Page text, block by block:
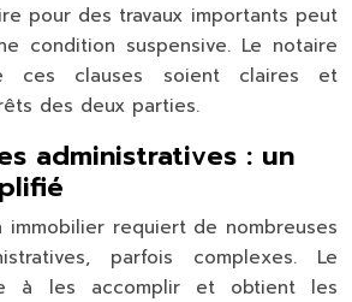
pour des travaux importants peut
condition suspensive. Le notaire
clauses soient claires et
des deux parties.
administratives : un
immobilier requiert de nombreuses
parfois complexes. Le
à les accomplir et obtient les